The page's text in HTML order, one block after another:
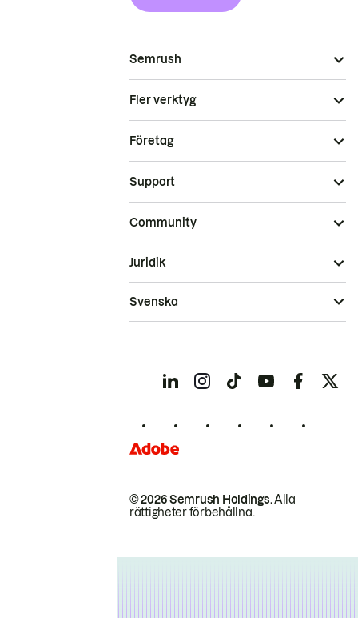
Semrush
Fler verktyg
Företag
Support
Community
© 2026 Semrush Holdings.Alla
rättigheter förbehållna.
Juridik
Svenska